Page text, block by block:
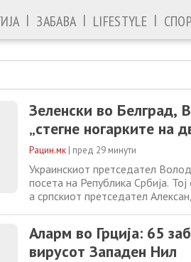
| ЗАБАВА | LIFESTYLE |
Зеленски во Белград,
„стегне ногарките на
Рацин.мк | пред 29 минути
Украинскиот претседател
посета на Република Србија.
а српскиот претседател
проширувањето на економските
Аларм во Грција: 65
вирусот Западен Нил